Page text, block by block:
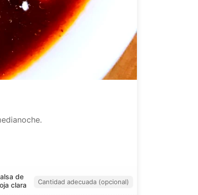
de
clara
Cantidad adecuada (opcional)